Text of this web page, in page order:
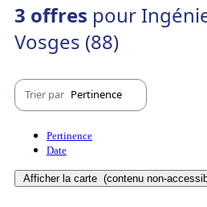
3 offres pour
Vosges (88)
Trier par Pertinence
Pertinence
Date
Afficher la carte (contenu non-